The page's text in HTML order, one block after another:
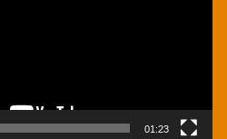
01:23